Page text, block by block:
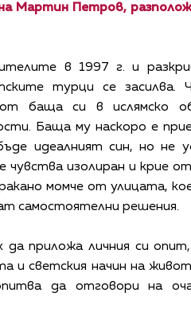
Мартин Петров,
в 1997 г. и
турци се засилва.
баща си в ислямско
Баща му наскоро е
идеалният син, но
чувства изолиран и крие
момче от улицата,
самостоятелни решения.
да приложа личния си
и светския начин на
да отговори на